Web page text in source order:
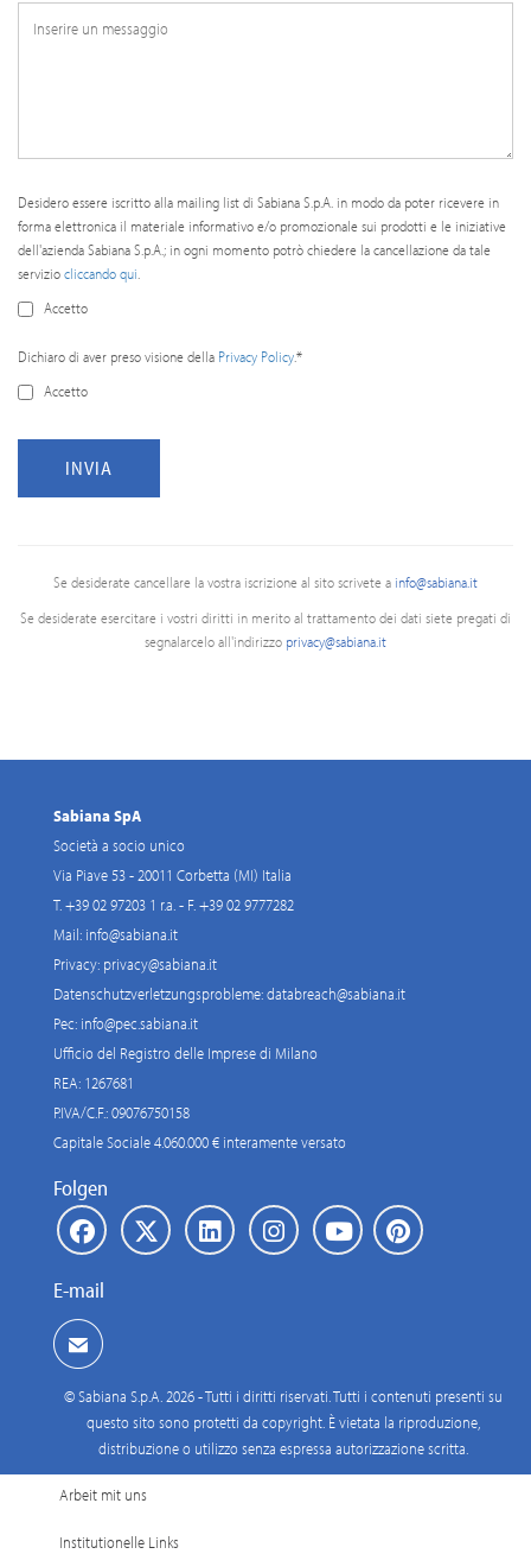
Desidero essere iscritto alla mailing list di Sabiana S.p.A. in modo da poter ricevere in
forma elettronica il materiale informativo e/o promozionale sui prodotti e le iniziative
dell'azienda Sabiana S.p.A.; in ogni momento potrò chiedere la cancellazione da tale
serviziocliccando qui
Accetto
Dichiaro di aver preso visione della Privacy Policy.*
Accetto
Se desiderate cancellare la vostra iscrizione al sito scrivete a info@sabiana.it
Se desiderate esercitare i vostri diritti in merito al trattamento dei dati siete pregati di
segnalarcelo all'indirizzo privacy@sabiana.it
Sabiana SpA
Società a socio unico
Via Piave 53 - 20011 Corbetta (MI) Italia
T. +39 02 97203 1 r.a. - F. +39 02 9777282
Mail: info@sabiana.it
Privacy: privacy@sabiana.it
Datenschutzverletzungsprobleme:databreach@sabiana.it
Pec: info@pec.sabiana.it
Ufficio del Registro delle Imprese di Milano
REA: 1267681
P.IVA/C.F.: 09076750158
Capitale Sociale 4.060.000 € interamente versato
Folgen
E-mail
© Sabiana S.p.A. 2026 - Tutti i diritti riservati. Tutti i contenuti presenti su
questo sito sono protetti da copyright. È vietata la riproduzione,
distribuzione o utilizzo senza espressa autorizzazione scritta.
Arbeit mit uns
Institutionelle Links